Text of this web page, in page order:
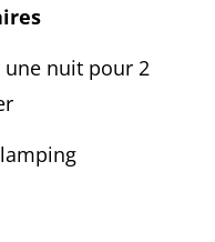
une nuit pour 2